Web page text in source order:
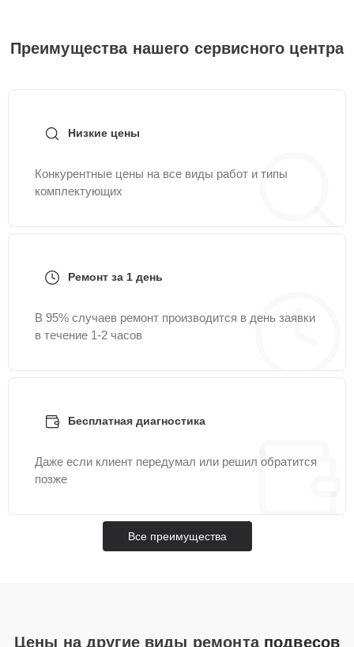
Преимущества нашего сервисного центра
Низкие цены
Конкурентные цены на все виды работ и типы
комплектующих
Ремонт за 1 день
В 95% случаев ремонт производится в день заявки
в течение 1-2 часов
Бесплатная диагностика
Даже если клиент передумал или решил обратится
позже
Все преимущества
Цены на другие виды ремонта подвесов